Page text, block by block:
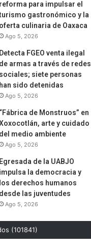
reforma para impulsar el
gastronómico y la
oferta culinaria de Oaxaca
Ago 5, 2026
Detecta FGEO venta ilegal
de armas a través de redes
sociales; siete personas
han sido detenidas
Ago 5, 2026
“Fábrica de Monstruos” en
arte y cuidado
del medio ambiente
Ago 5, 2026
Egresada de la UABJO
impulsa la democracia y
los derechos humanos
desde las juventudes
Ago 5, 2026
(101841)